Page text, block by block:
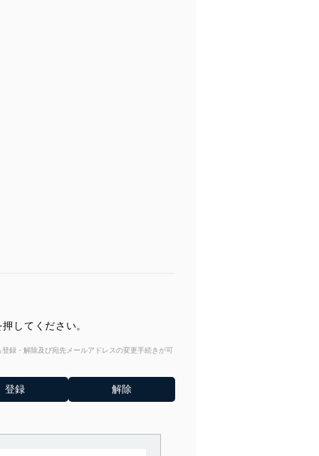
してください。
録・解除及び宛先メールアドレスの変更手続きが可